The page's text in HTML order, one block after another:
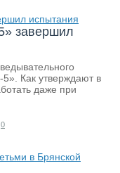
завершил
Как утверждают в
даже при
0